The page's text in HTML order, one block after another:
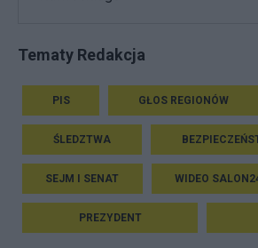
Tematy Redakcja
PIS GŁOS REGIONÓW
ŚLEDZTWA
SEJM I SENAT WIDEO
PREZYDENT